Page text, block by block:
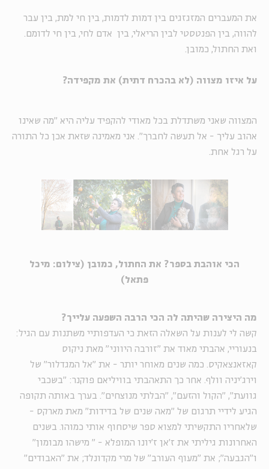
את המעברים המזגזגים בין דמות לדמות, בין חי למת, בין עבר
להווה, בין הפנטסטי לבין הריאלי, בין אדם לחי, בין חי לדומם.
ואת החתול, כמובן.
על איזו מצווה (לא בהכרח דתית) את מקפידה?
המצווה שאני משתדלת בכל מאודי להקפיד עליה היא "מה שאינו
אהוב עליך - אל תעשה לחברך". אני מאמינה שזאת אכן כל התורה
על רגל אחת.
הכי אוהבת בספר? את החתול, כמובן (צילום: מיכל
פתאל)
מה היצירה שהיתה לה הכי הרבה השפעה עלייך?
קשה לי לענות על השאלה הזאת כי העדפותיי משתנות עם הגיל:
בנעוריי, אהבתי מאוד את "זורבה היווני" מאת ניקוס
קאזאנצאקיס. כמה שנים מאוחר יותר - את "אל המגדלור" של
וירג'יניה וולף. אחר כך התאהבתי בוויליאם פוקנר: "בשכבי
גוועת", "הקול והזעם", "הבלתי מנוצחים". בערך באותה תקופה
הגיע לידיי תרגום של "מאה שנים של בדידות" מאת מארקס -
שלאחריו התקשיתי למצוא ספר שיסחוף אותי כמוהו. בשנים
האחרונות גיליתי את ז'אן ז'יונו המופלא - " מישהו מבומון"
ו"הגבעה"; את "מעוף העורב" של מרי מקדונלד; את "האבודים"